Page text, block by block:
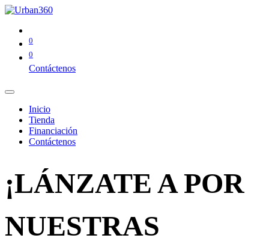
0
0
Contáctenos
Inicio
Tienda
Financiación
Contáctenos
¡LÁNZATE A POR
NUESTRAS